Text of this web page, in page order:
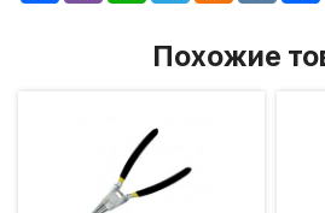
Похожие